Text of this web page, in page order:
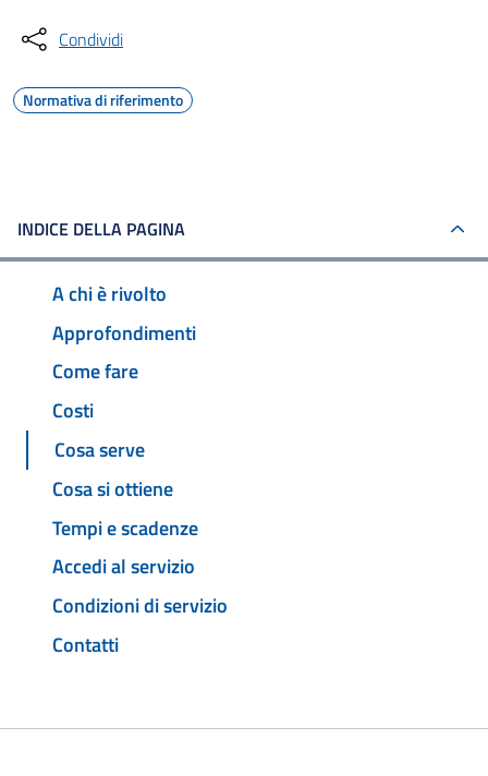
Condividi
Normativa di riferimento
INDICE DELLA PAGINA
A chi è rivolto
Approfondimenti
Come fare
Costi
Cosa serve
Cosa si ottiene
Tempi e scadenze
Accedi al servizio
Condizioni di servizio
Contatti